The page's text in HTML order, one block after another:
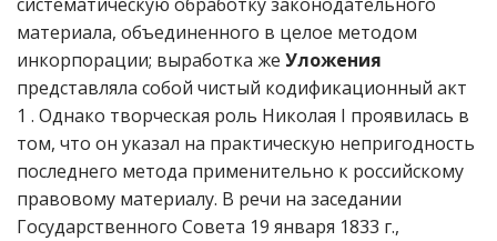
материала, объединенного в целое методом
инкорпорации; выработка же Уложения
представляла собой чистый кодификационный акт
1 . Однако творческая роль Николая I проявилась в
том, что он указал на практическую непригодность
последнего метода применительно к российскому
правовому материалу. В речи на заседании
Государственного Совета 19 января 1833 г.,